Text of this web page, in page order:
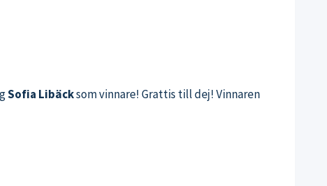
Sofia Libäcksom vinnare! Grattis till dej! Vinnaren